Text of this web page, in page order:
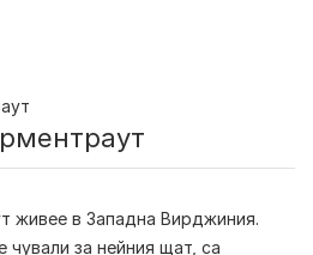
живее в Западна Вирджиния.
чували за нейния щат, са